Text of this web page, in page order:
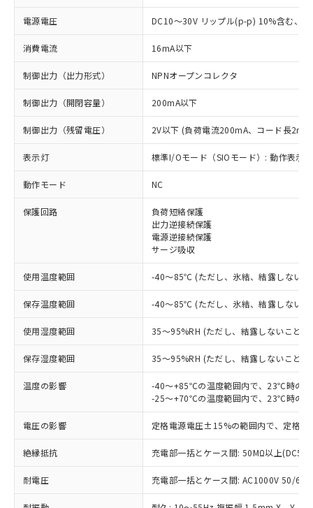
電源電圧 DC10～30V リップル(p-p) 10%含む、
消費電流 16mA以下
制御出力（出力形式） NPNオープンコレクタ
制御出力（開閉容量） 200mA以下
制御出力（残留電圧） 2V以下 (負荷電流200mA、コード長2m
表示灯 標準I/Oモード（SIOモード）: 動作表示
動作モード NC
保護回路
負荷短絡保護
出力逆接続保護
電源逆接続保護
サージ吸収
使用温度範囲 -40～85℃ (ただし、氷結、結露しないこ
保存温度範囲 -40～85℃ (ただし、氷結、結露しないこ
使用湿度範囲 35～95%RH (ただし、結露しないこと)
保存湿度範囲 35～95%RH (ただし、結露しないこと)
温度の影響
-40～+85℃の温度範囲内で、23℃時の
-25～+70℃の温度範囲内で、23℃時の
電圧の影響 定格電源電圧±15%の範囲内で、定格
絶縁抵抗 充電部一括とケース間: 50MΩ以上
耐電圧 充電部一括とケース間: AC1000V 50/
ご利用条件
以下の条件をお読みいただき、同意のうえ
ご利用ください。
本サービスは、当社制御機器事業取扱
商品の当社在庫状況および標準価格
(税抜)を提供させていただくもので
当社制御機器事業取扱商品の中には、
本サービスの対象外となる商品もある
ことをご了承ください。
在庫状況および標準価格照会結果は、
記載している更新日時点での社内デー
※1 対応状況
対応済み：EU RoHS指令（10物質）の
非含有に対応した製品が提供可能な商品で
す。
対応予定：EU RoHS指令（10物質）の非含
有に対応した製品に切り替える予定のある
対応予定なし：EU RoHS指令（10物質）の
非含有に非対応の商品で、対応品を出す予
定はありません。
調査・確認中：EU RoHS指令（10物質）の
非含有の対応状況を調査中または確認中の
非該当品：ライセンス料など無形物で、有
仕入先様の事情により、非含有部品として
いたものが、含有品と判明した場合などや
むを得ず変更することがあります。
※1 中国RoHS○×表
「○」：最大均質材料含有率が中国RoHSの
基準値以下であることを示します。
「×」：最大均質材料含有率が中国RoHSの
「－」：未確認です。当社販売部門へお問
い合わせください。
当社は、これら貴社製品のうち、外国
為替および外国貿易法に定める商品
（以下｢規制貨物等」という）を輸出